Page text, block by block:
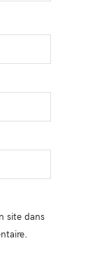
site dans